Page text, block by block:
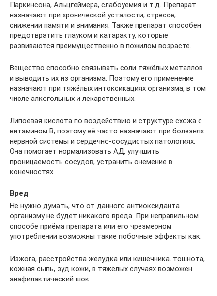
Паркинсона, Альцгеймера, слабоуемия и т.д. Препарат
назначают при хронической усталости, стрессе,
снижении памяти и внимания. Также препарат способен
предотвратить глауком и катаракту, которые
развиваются преимущественно в пожилом возрасте.
Вещество способно связывать соли тяжёлых металлов
и выводить их из организма. Поэтому его применение
назначают при тяжёлых интоксикациях организма, в том
числе алкогольных и лекарственных.
Липоевая кислота по воздействию и структуре схожа с
витамином B, поэтому её часто назначают при болезнях
нервной системы и сердечно-сосудистых патологиях.
Она помогает нормализовать АД, улучшить
проницаемость сосудов, устранить онемение в
конечностях.
Вред
Не нужно думать, что от данного антиоксиданта
организму не будет никакого вреда. При неправильном
способе приёма препарата или его чрезмерном
употреблении возможны такие побочные эффекты как:
Изжога, расстройства желудка или кишечника, тошнота,
кожная сыпь, зуд кожи, в тяжёлых случаях возможен
анафилактический шок.